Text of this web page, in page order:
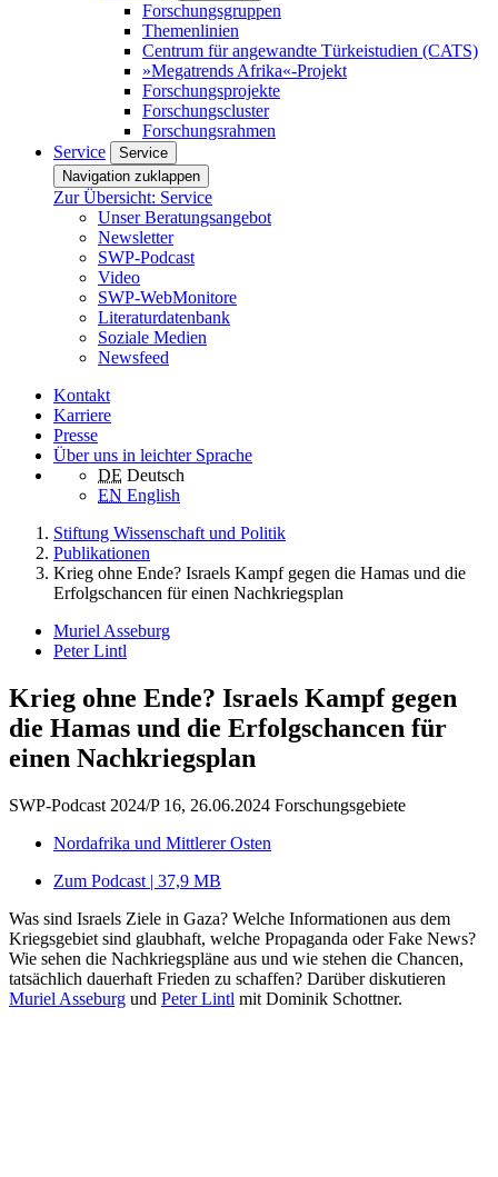
Forschungsgruppen
Themenlinien
Centrum für angewandte Türkeistudien (CATS)
»Megatrends Afrika«-Projekt
Forschungsprojekte
Forschungscluster
Forschungsrahmen
Service
Service
Navigation zuklappen
Zur Übersicht: Service
Unser Beratungsangebot
Newsletter
SWP-Podcast
Video
SWP-WebMonitore
Literaturdatenbank
Soziale Medien
Newsfeed
Kontakt
Karriere
Presse
Über uns in leichter Sprache
DE Deutsch
EN English
Stiftung Wissenschaft und Politik
Publikationen
Krieg ohne Ende? Israels Kampf gegen die Hamas und die
Erfolgschancen für einen Nachkriegsplan
Muriel Asseburg
Peter Lintl
Krieg ohne Ende? Israels Kampf gegen
die Hamas und die Erfolgschancen für
einen Nachkriegsplan
SWP-Podcast 2024/P 16, 26.06.2024 Forschungsgebiete
Nordafrika und Mittlerer Osten
Zum Podcast | 37,9 MB
Was sind Israels Ziele in Gaza? Welche Informationen aus dem
Kriegsgebiet sind glaubhaft, welche Propaganda oder Fake News?
Wie sehen die Nachkriegspläne aus und wie stehen die Chancen,
tatsächlich dauerhaft Frieden zu schaffen? Darüber diskutieren
Muriel Asseburg und Peter Lintl mit Dominik Schottner.